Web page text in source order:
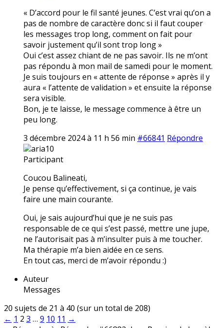
« D’accord pour le fil santé jeunes. C’est vrai qu’on a
pas de nombre de caractère donc si il faut couper
les messages trop long, comment on fait pour
savoir justement qu’il sont trop long »
Oui c’est assez chiant de ne pas savoir. Ils ne m’ont
pas répondu à mon mail de samedi pour le moment.
Je suis toujours en « attente de réponse » après il y
aura « l’attente de validation » et ensuite la réponse
sera visible.
Bon, je te laisse, le message commence à être un
peu long.
3 décembre 2024 à 11 h 56 min #66841 Répondre
aria10
Participant
Coucou Balineati,
Je pense qu’effectivement, si ça continue, je vais
faire une main courante.
Oui, je sais aujourd’hui que je ne suis pas
responsable de ce qui s’est passé, mettre une jupe,
ne l’autorisait pas à m’insulter puis à me toucher.
Ma thérapie m’a bien aidée en ce sens.
En tout cas, merci de m’avoir répondu :)
Auteur
Messages
20 sujets de 21 à 40 (sur un total de 208)
← 1 2 3 … 9 10 11 →